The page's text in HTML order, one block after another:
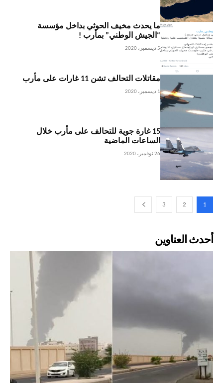
ما يحدث مخيف الحوثي بداخل مؤسسة
“الجيش الوطني” بمأرب !
5 ديسمبر، 2020
مقاتلات التحالف تشن 11 غارات على مأرب
1 ديسمبر، 2020
15 غارة جوية للتحالف على مأرب خلال
الساعات الماضية
26 نوفمبر، 2020
1
2
3
أحدث العناوين